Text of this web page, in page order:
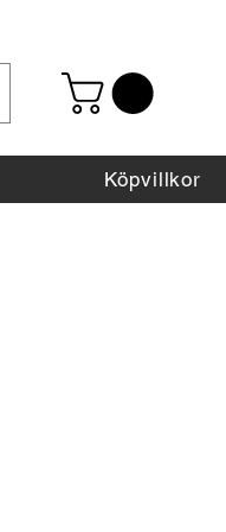
Köpvillkor